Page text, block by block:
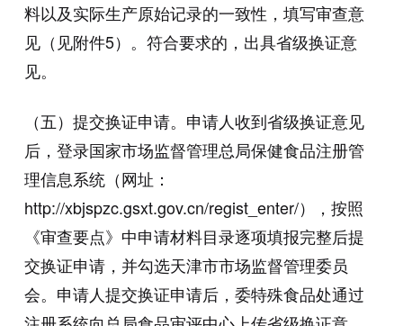
料以及实际生产原始记录的一致性，填写审查意
见（见附件5）。符合要求的，出具省级换证意
见。
（五）提交换证申请。申请人收到省级换证意见
后，登录国家市场监督管理总局保健食品注册管
理信息系统（网址：
http://xbjspzc.gsxt.gov.cn/regist_enter/），按照
《审查要点》中申请材料目录逐项填报完整后提
交换证申请，并勾选天津市市场监督管理委员
会。申请人提交换证申请后，委特殊食品处通过